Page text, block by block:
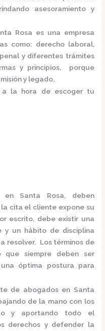
asesoramiento y
Rosa es una empresa
como: derecho laboral,
y diferentes trámites
y principios, porque
y legado.
a la hora de escoger tu
en Santa Rosa, deben
cita el cliente expone su
escrito, debe existir una
y un hábito de disciplina
resolver. Los términos de
que siempre deben ser
óptima postura para
de abogados en Santa
de la mano con los
y aportando todo el
derechos y defender la